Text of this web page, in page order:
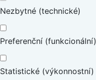
Nezbytné (technické)
Preferenční (funkcionální)
Statistické (výkonnostní)